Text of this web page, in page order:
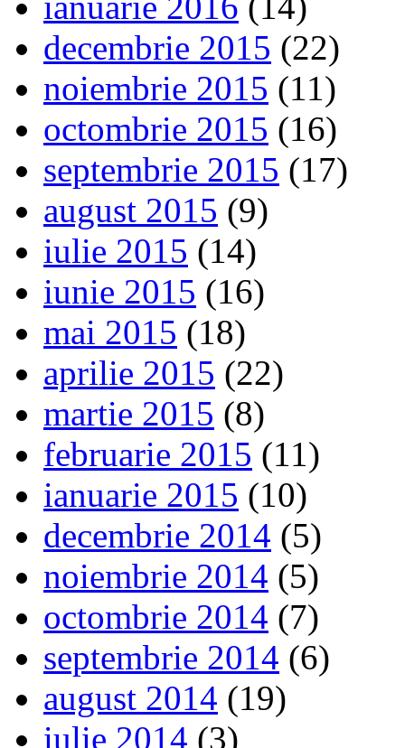
decembrie 2015 (22)
noiembrie 2015 (11)
octombrie 2015 (16)
septembrie 2015 (17)
august 2015 (9)
iulie 2015 (14)
iunie 2015 (16)
mai 2015 (18)
aprilie 2015 (22)
martie 2015 (8)
februarie 2015 (11)
ianuarie 2015 (10)
decembrie 2014 (5)
noiembrie 2014 (5)
octombrie 2014 (7)
septembrie 2014 (6)
august 2014 (19)
iulie 2014 (3)